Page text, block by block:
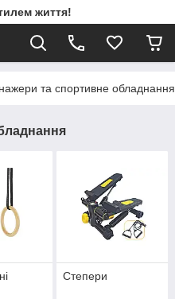
життя!
та спортивне обладнання
Степери